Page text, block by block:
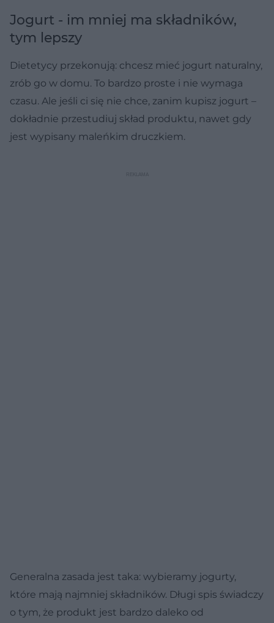
Jogurt - im mniej ma składników,
tym lepszy
Dietetycy przekonują: chcesz mieć jogurt naturalny,
zrób go w domu. To bardzo proste i nie wymaga
czasu. Ale jeśli ci się nie chce, zanim kupisz jogurt –
dokładnie przestudiuj skład produktu, nawet gdy
jest wypisany maleńkim druczkiem.
Generalna zasada jest taka: wybieramy jogurty,
które mają najmniej składników. Długi spis świadczy
o tym, że produkt jest bardzo daleko od